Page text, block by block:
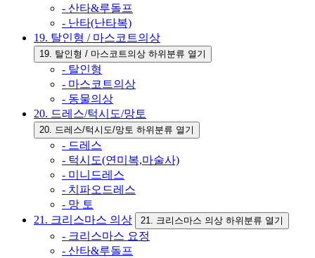
- 산타&루돌프
- 난타(난타복)
19. 탈인형 / 마스코트의상
19. 탈인형 / 마스코트의상 하위분류 열기
- 탈인형
- 마스코트의상
- 동물의상
20. 드레스/턱시도/망토
20. 드레스/턱시도/망토 하위분류 열기
- 드레스
- 턱시도(연미복,마술사)
- 미니드레스
- 치파오드레스
- 망 토
21. 크리스마스 의상
21. 크리스마스 의상 하위분류 열기
- 크리스마스 요정
- 산타&루돌프